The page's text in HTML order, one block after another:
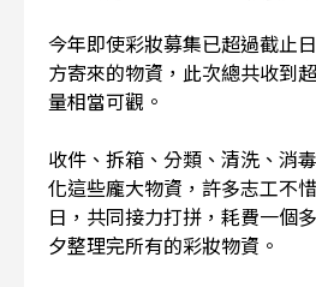
今年即使彩妝募集已超過截止
方寄來的物資，此次總共收到
量相當可觀。
收件、拆箱、分類、清洗、消
化這些龐大物資，許多志工不
日，共同接力打拼，耗費一個
夕整理完所有的彩妝物資。